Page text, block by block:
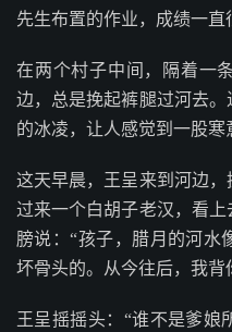
先生布置的作业，成绩一直
在两个村子中间，隔着一
边，总是挽起裤腿过河去
的冰凌，让人感觉到一股寒
这天早晨，王呈来到河边
过来一个白胡子老汉，看
膀说：“孩子，腊月的河水
坏骨头的。从今往后，我背
王呈摇摇头：“谁不是爹娘